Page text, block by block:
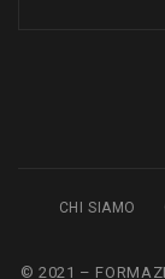
CHI SIAMO
© 2021 –